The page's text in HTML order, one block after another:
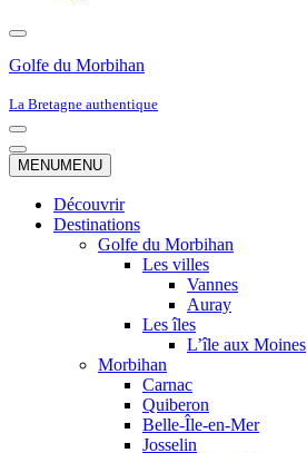
Golfe du Morbihan
La Bretagne authentique
Menu
de
navigation
Menu
de
MENUMENU
Découvrir
Destinations
Golfe du Morbihan
Les villes
Vannes
Auray
Les îles
L’île aux Moines
Morbihan
Carnac
Quiberon
Belle-Île-en-Mer
Josselin